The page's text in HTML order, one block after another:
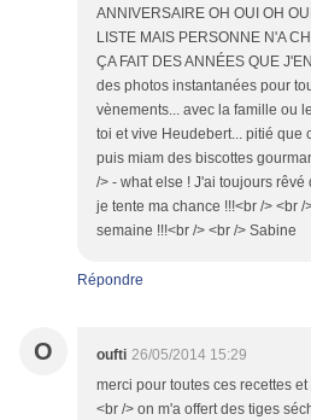
ANNIVERSAIRE OH OUI OH
LISTE MAIS PERSONNE N'A
ÇA FAIT DES ANNÉES QUE
des photos instantanées pour
vènements... avec la famille ou
toi et vive Heudebert... pitié que
puis miam des biscottes
/> - what else ! J'ai toujours
je tente ma chance !!!<br /> <br
semaine !!!<br /> <br /> Sabine
Répondre
O oufti 26/05/2014 15:29
merci pour toutes ces recettes
<br /> on m'a offert des tiges